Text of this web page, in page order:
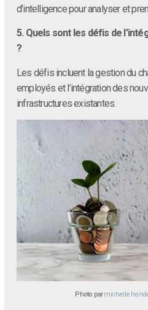
d’intelligence pour analyser et
5. Quels sont les défis de
?
Les défis incluent la gestion du
employés et l’intégration des
infrastructures existantes.
Photo parmicheile